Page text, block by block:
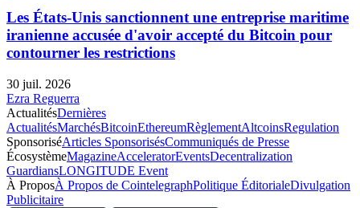
Les États-Unis sanctionnent une entreprise maritime
iranienne accusée d'avoir accepté du Bitcoin pour
contourner les restrictions
30 juil. 2026
Ezra Reguerra
ActualitésDernières
ActualitésMarchésBitcoinEthereumRèglementAltcoinsRegulation
SponsoriséArticles SponsorisésCommuniqués de Presse
ÉcosystèmeMagazineAcceleratorEventsDecentralization
GuardiansLONGITUDE Event
À ProposÀ Propos de CointelegraphPolitique ÉditorialeDivulgation
Publicitaire